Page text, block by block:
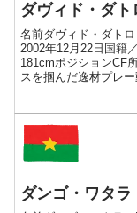
ダヴィド・ダ
名前ダヴィド・ダト
2002年12月22日国籍
181cmポジションCF
スを掴んだ逸材プレー
ダンゴ・ワタラ